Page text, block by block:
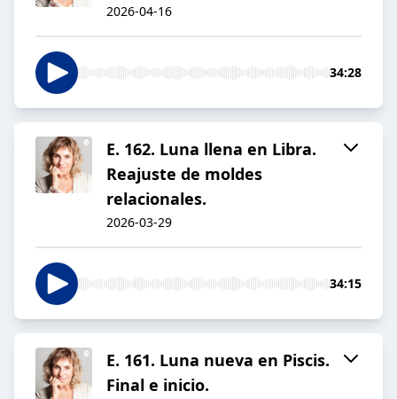
2026-04-16
34:28
E. 162. Luna llena en Libra.
Reajuste de moldes
relacionales.
2026-03-29
34:15
E. 161. Luna nueva en Piscis.
Final e inicio.